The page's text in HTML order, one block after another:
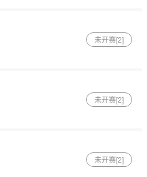
未开赛[2]
未开赛[2]
未开赛[2]